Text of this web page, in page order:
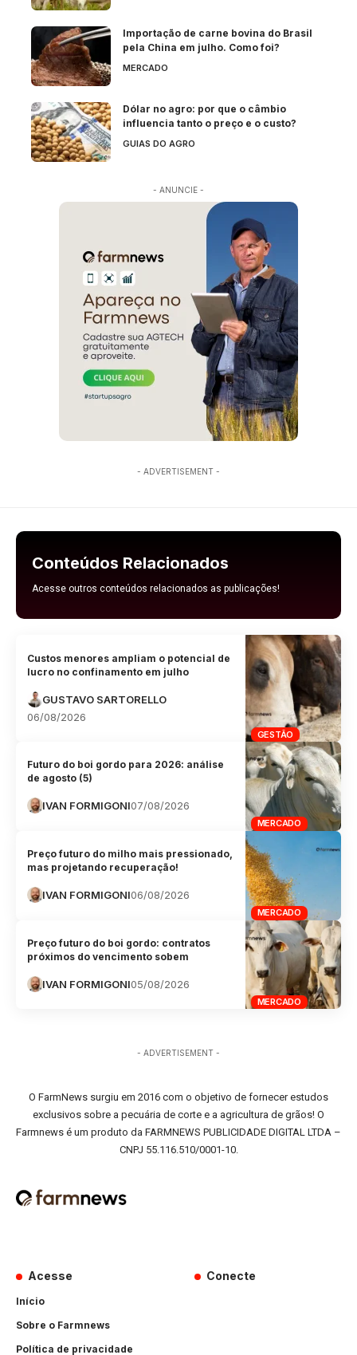
Importação de carne bovina do Brasil
pela China em julho. Como foi?
MERCADO
Dólar no agro: por que o câmbio
influencia tanto o preço e o custo?
GUIAS DO AGRO
- ANUNCIE -
- ADVERTISEMENT -
Conteúdos Relacionados
Acesse outros conteúdos relacionados as publicações!
GESTÃO
Custos menores ampliam o potencial de
lucro no confinamento em julho
GUSTAVO SARTORELLO
06/08/2026
MERCADO
Futuro do boi gordo para 2026: análise
de agosto (5)
IVAN FORMIGONI07/08/2026
MERCADO
Preço futuro do milho mais pressionado,
mas projetando recuperação!
IVAN FORMIGONI06/08/2026
MERCADO
Preço futuro do boi gordo: contratos
próximos do vencimento sobem
IVAN FORMIGONI05/08/2026
- ADVERTISEMENT -
O FarmNews surgiu em 2016 com o objetivo de fornecer estudos
exclusivos sobre a pecuária de corte e a agricultura de grãos! O
Farmnews é um produto da FARMNEWS PUBLICIDADE DIGITAL LTDA –
CNPJ 55.116.510/0001-10.
Acesse
Início
Sobre o Farmnews
Política de privacidade
Conecte